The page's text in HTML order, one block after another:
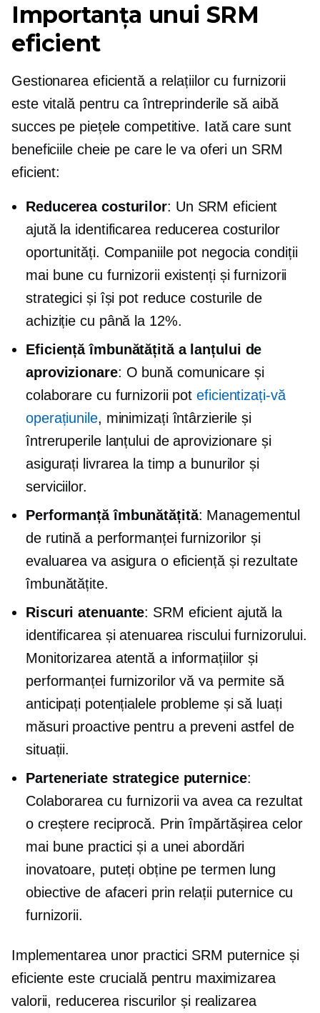
Importanța unui SRM
eficient
Gestionarea eficientă a relațiilor cu furnizorii
este vitală pentru ca întreprinderile să aibă
succes pe piețele competitive. Iată care sunt
beneficiile cheie pe care le va oferi un SRM
eficient:
Reducerea costurilor: Un SRM eficient
ajută la identificarea reducerea costurilor
oportunități. Companiile pot negocia condiții
mai bune cu furnizorii existenți și furnizorii
strategici și își pot reduce costurile de
achiziție cu până la 12%.
Eficiență îmbunătățită a lanțului de
aprovizionare: O bună comunicare și
colaborare cu furnizorii poteficientizați-vă
operațiunile, minimizați întârzierile și
întreruperile lanțului de aprovizionare și
asigurați livrarea la timp a bunurilor și
serviciilor.
Performanță îmbunătățită: Managementul
de rutină a performanței furnizorilor și
evaluarea va asigura o eficiență și rezultate
îmbunătățite.
Riscuri atenuante: SRM eficient ajută la
identificarea și atenuarea riscului furnizorului.
Monitorizarea atentă a informațiilor și
performanței furnizorilor vă va permite să
anticipați potențialele probleme și să luați
măsuri proactive pentru a preveni astfel de
situații.
Parteneriate strategice puternice:
Colaborarea cu furnizorii va avea ca rezultat
o creștere reciprocă. Prin împărtășirea celor
mai bune practici și a unei abordări
inovatoare, puteți obține pe termen lung
obiective de afaceri prin relații puternice cu
furnizorii.
Implementarea unor practici SRM puternice și
eficiente este crucială pentru maximizarea
valorii, reducerea riscurilor și realizarea